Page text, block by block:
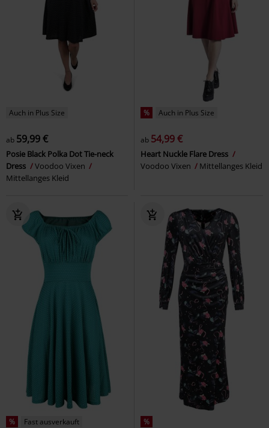
Auch in Plus Size
ab 59,99 €
Posie Black Polka Dot Tie-neck
Dress
Voodoo Vixen
Mittellanges Kleid
% Auch in Plus Size
ab 54,99 €
Heart Nuckle Flare Dress
Voodoo Vixen
Mittellanges Kleid
% Fast ausverkauft %